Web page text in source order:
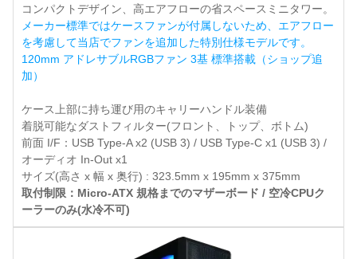
コンパクトデザイン、高エアフローの省スペースミニタワー。
メーカー標準ではケースファンが付属しないため、エアフロー
を考慮して当店でファンを追加した特別仕様モデルです。
120mm アドレサブルRGBファン 3基 標準搭載（ショップ追
加）
ケース上部に持ち運び用のキャリーハンドル装備
着脱可能なダストフィルター(フロント、トップ、ボトム)
前面 I/F：USB Type-A x2 (USB 3) / USB Type-C x1 (USB 3) /
オーディオ In-Out x1
サイズ(高さ x 幅 x 奥行) : 323.5mm x 195mm x 375mm
取付制限：Micro-ATX 規格までのマザーボード / 空冷CPUク
ーラーのみ(水冷不可)